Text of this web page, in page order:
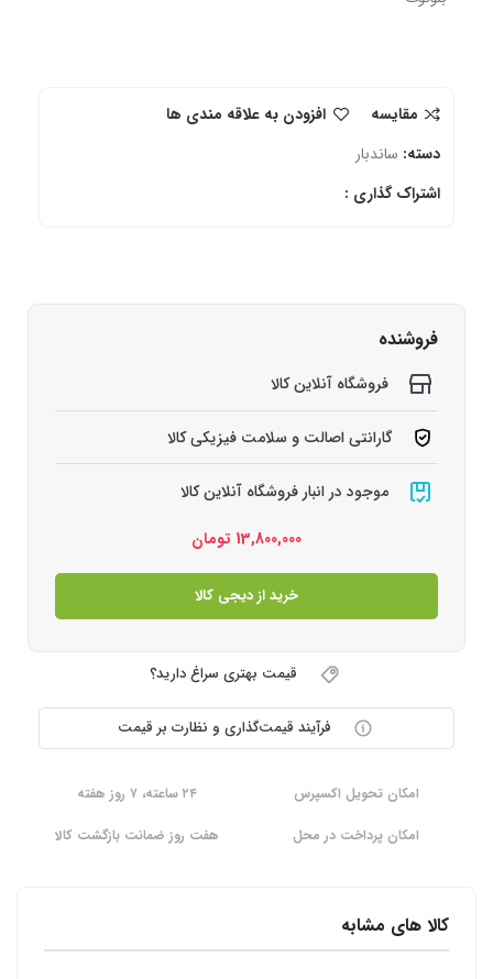
مقایسه
افزودن به علاقه مندی ها
دسته: ساندبار
اشتراک گذاری :
فروشنده
فروشگاه آنلاین کالا
گارانتی اصالت و سلامت فیزیکی کالا
موجود در انبار فروشگاه آنلاین کالا
13,800,000 تومان
خرید از دیجی کالا
قیمت بهتری سراغ دارید؟
فرآیند قیمت‌گذاری و نظارت بر قیمت
امکان تحویل اکسپرس
۲۴ ساعته، ۷ روز هفته
امکان پرداخت در محل
هفت روز ضمانت بازگشت کالا
کالا های مشابه